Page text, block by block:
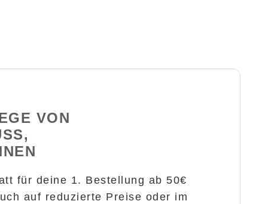
VON
A
für deine 1. Bestellung ab 50€
auf reduzierte Preise oder im